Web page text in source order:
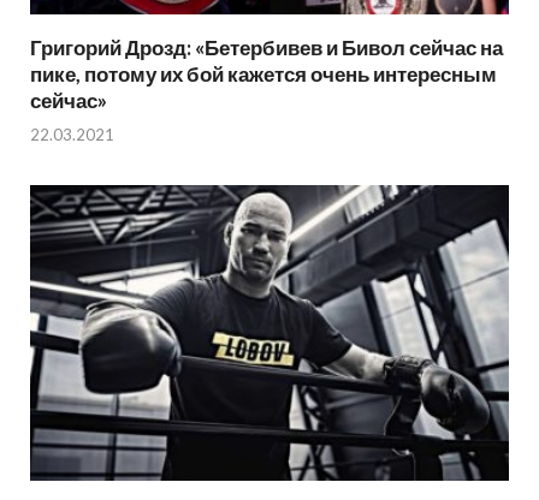
Григорий Дрозд: «Бетербивев и Бивол сейчас на
пике, потому их бой кажется очень интересным
сейчас»
22.03.2021